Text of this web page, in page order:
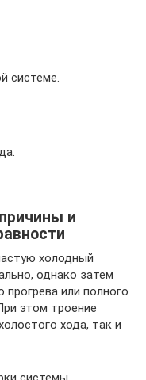
системе.
и
холодный
однако затем
прогрева или полного
этом троение
хода, так и